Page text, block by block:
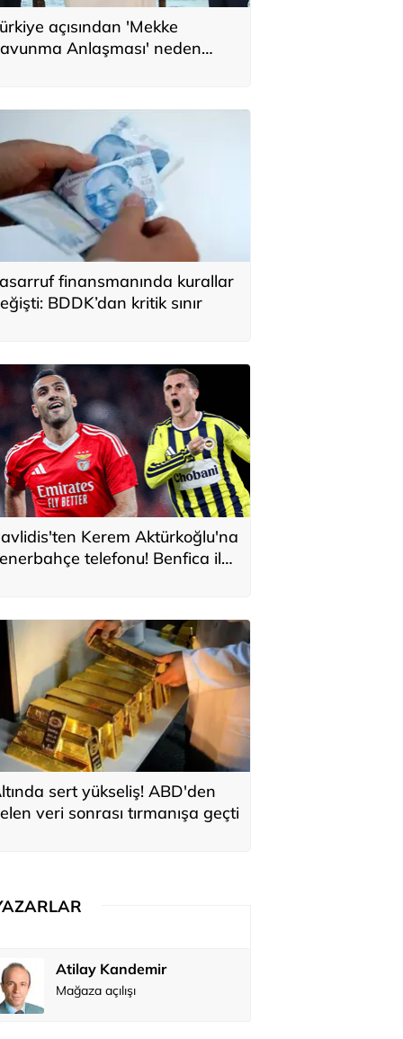
açısından 'Mekke
Anlaşması' neden
finansmanında kurallar
BDDK’dan kritik sınır
Kerem Aktürkoğlu'na
telefonu! Benfica ile
sert yükseliş! ABD'den
veri sonrası tırmanışa geçti
Atilay Kandemir
Mağaza açılışı